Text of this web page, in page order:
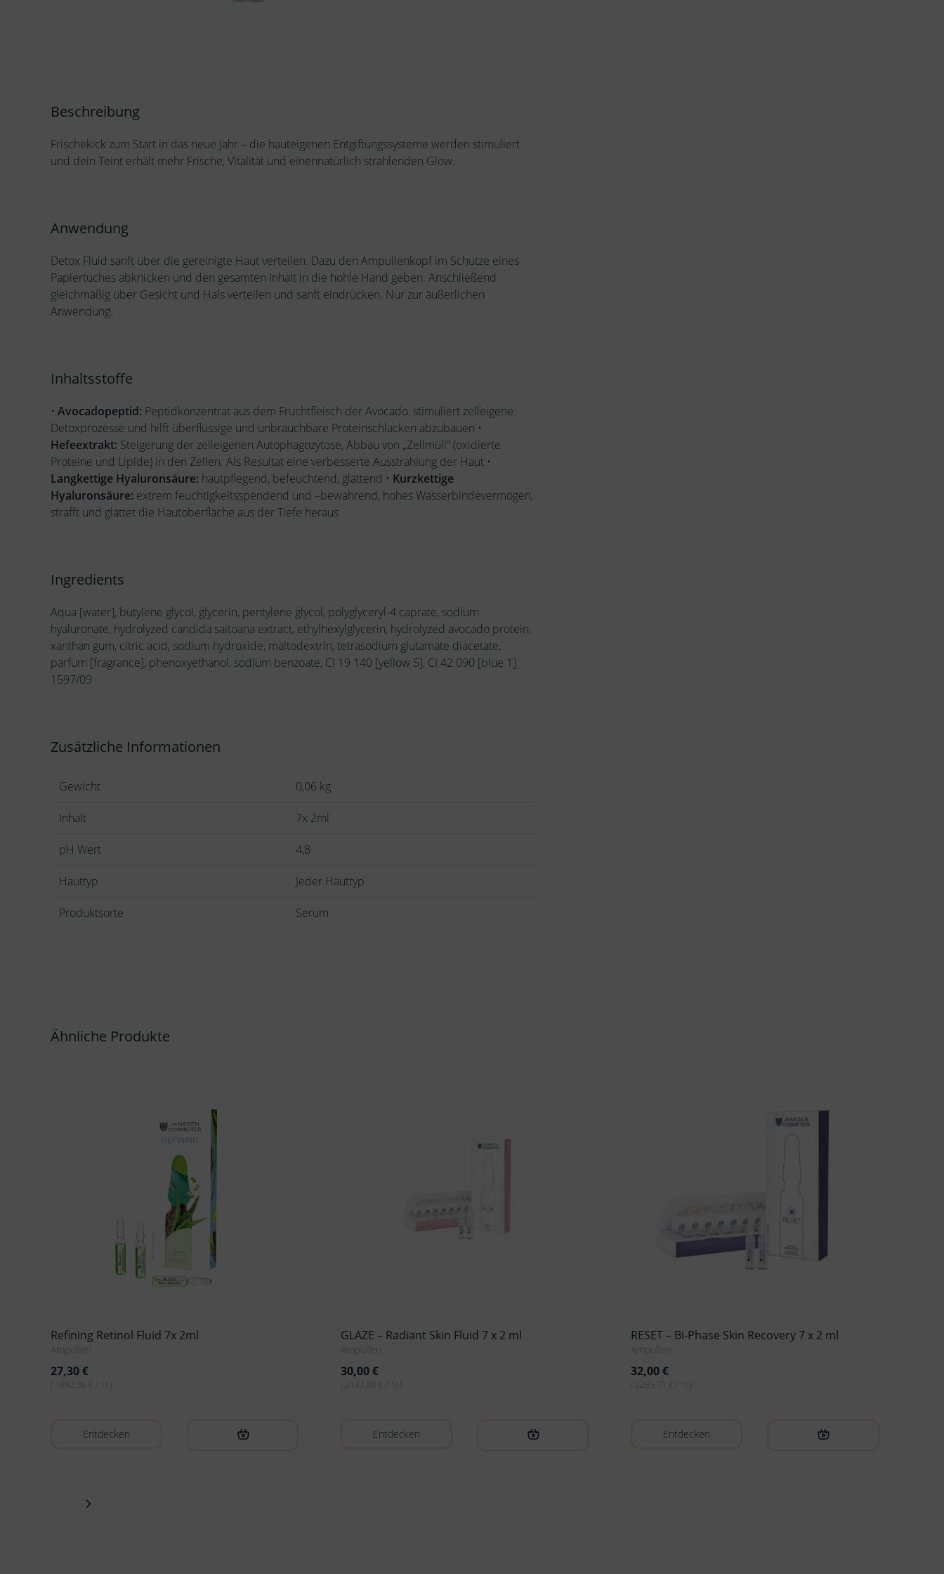
Beschreibung
Frischekick zum Start in das neue Jahr – die hauteigenen Entgiftungssysteme werden stimuliert
und dein Teint erhält mehr Frische, Vitalität und einennatürlich strahlenden Glow.
Anwendung
Detox Fluid sanft über die gereinigte Haut verteilen. Dazu den Ampullenkopf im Schutze eines
Papiertuches abknicken und den gesamten Inhalt in die hohle Hand geben. Anschließend
gleichmäßig über Gesicht und Hals verteilen und sanft eindrücken. Nur zur äußerlichen
Anwendung.
Inhaltsstoffe
• Avocadopeptid: Peptidkonzentrat aus dem Fruchtfleisch der Avocado, stimuliert zelleigene
Detoxprozesse und hilft überflüssige und unbrauchbare Proteinschlacken abzubauen •
Hefeextrakt: Steigerung der zelleigenen Autophagozytose, Abbau von „Zellmüll“ (oxidierte
Proteine und Lipide) in den Zellen. Als Resultat eine verbesserte Ausstrahlung der Haut •
Langkettige Hyaluronsäure: hautpflegend, befeuchtend, glättend • Kurzkettige
Hyaluronsäure: extrem feuchtigkeitsspendend und –bewahrend, hohes Wasserbindevermögen,
strafft und glättet die Hautoberfläche aus der Tiefe heraus
Ingredients
Aqua [water], butylene glycol, glycerin, pentylene glycol, polyglyceryl-4 caprate, sodium
hyaluronate, hydrolyzed candida saitoana extract, ethylhexylglycerin, hydrolyzed avocado protein,
xanthan gum, citric acid, sodium hydroxide, maltodextrin, tetrasodium glutamate diacetate,
parfum [fragrance], phenoxyethanol, sodium benzoate, CI 19 140 [yellow 5], CI 42 090 [blue 1]
1597/09
Zusätzliche Informationen
Gewicht 0,06 kg
Inhalt 7x 2ml
pH Wert 4,8
Hauttyp Jeder Hauttyp
Produktsorte Serum
Ähnliche Produkte
GLAZE – Radiant Skin Fluid 7 x 2 ml RESET – Bi-Phase Skin Recovery 7 x 2 ml Lifting – Anti-Wrinkle Booster 7x 2ml